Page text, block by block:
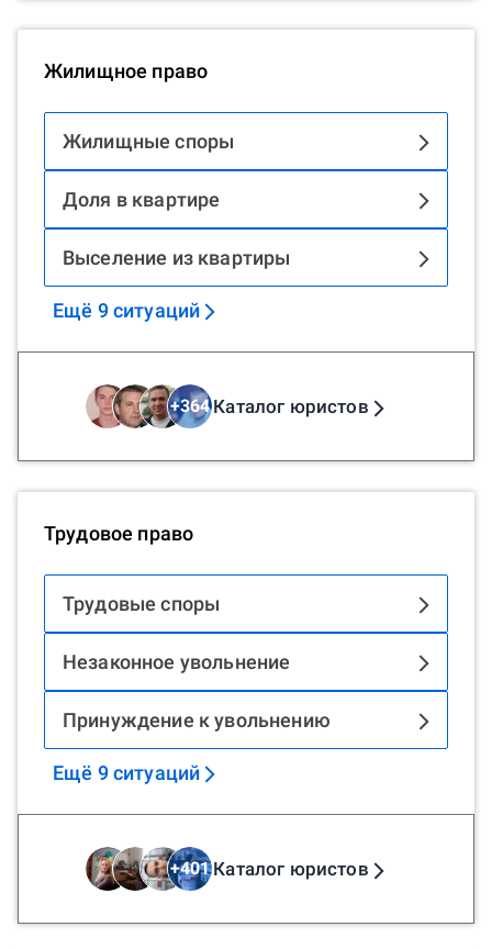
Жилищное право
Жилищные споры
Доля в квартире
Выселение из квартиры
Ещё 9ситуаций
+364Каталог юристов
Трудовое право
Трудовые споры
Незаконное увольнение
Принуждение к увольнению
Ещё 9ситуаций
+401Каталог юристов